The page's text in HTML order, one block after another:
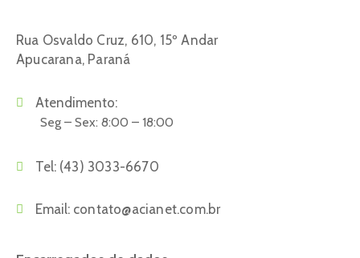
Rua Osvaldo Cruz, 610, 15º Andar
Apucarana, Paraná
Atendimento:
Seg – Sex: 8:00 – 18:00
Tel: (43) 3033-6670
Email: contato@acianet.com.br